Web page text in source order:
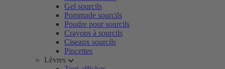
Gel sourcils
Pommade sourcils
Poudre pour sourcils
Crayons à sourcils
Ciseaux sourcils
Pincettes
Lèvres